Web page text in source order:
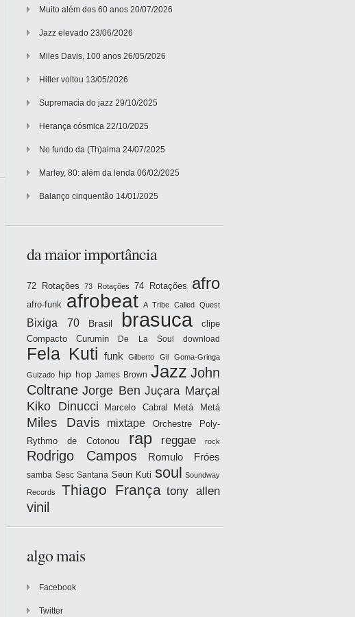
Muito além dos 60 anos 20/07/2026
Jazz elevado 23/06/2026
Miles Davis, 100 anos 26/05/2026
Hitler voltou 13/05/2026
Supremacia do jazz 29/10/2025
Herança cósmica 22/10/2025
No fundo da (Th)alma 24/07/2025
Marley, 80: além da lenda 06/02/2025
Balanço cinquentão 14/01/2025
da maior importância
72 Rotações 73 Rotações 74 Rotações afro
afro-funk afrobeat A Tribe Called Quest
Bixiga 70 Brasil brasuca
clipe
Compacto
Curumin De La Soul download
Fela Kuti funk Gilberto Gil Goma-Gringa
Guizado hip hop James Brown Jazz John
Coltrane Jorge Ben Juçara Marçal
Kiko Dinucci Marcelo Cabral Metá Metá
Miles Davis mixtape
Orchestre Poly-
Rythmo de Cotonou
rap reggae rock
Rodrigo Campos Romulo Fróes
samba Sesc Santana Seun Kuti soul Soundway
Records Thiago França tony allen
vinil
algo mais
Facebook
Twitter